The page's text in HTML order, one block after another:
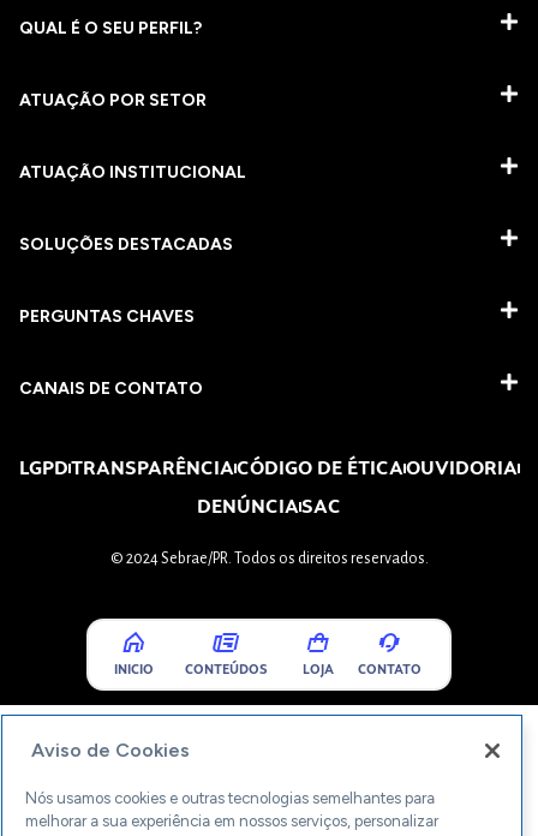
QUAL É O SEU PERFIL?
ATUAÇÃO POR SETOR
ATUAÇÃO INSTITUCIONAL
SOLUÇÕES DESTACADAS
PERGUNTAS CHAVES​
CANAIS DE CONTATO
LGPDTRANSPARÊNCIACÓDIGO DE ÉTICAOUVIDORIA
DENÚNCIASAC
© 2024 Sebrae/PR. Todos os direitos reservados.
INICIO CONTEÚDOS LOJA CONTATO
Aviso de Cookies
Nós usamos cookies e outras tecnologias semelhantes para
melhorar a sua experiência em nossos serviços, personalizar